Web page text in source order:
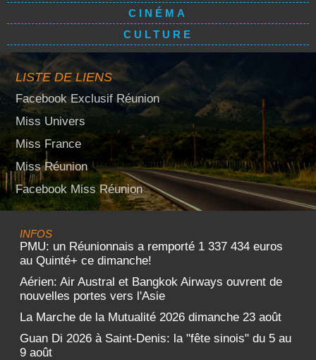
CINÉMA
CULTURE
LISTE DE LIENS
Facebook Exclusif Réunion
Miss Univers
Miss France
Miss Réunion
Facebook Miss Réunion
INFOS
PMU: un Réunionnais a remporté 1 337 434 euros
au Quinté+ ce dimanche!
Aérien: Air Austral et Bangkok Airways ouvrent de
nouvelles portes vers l'Asie
La Marche de la Mutualité 2026 dimanche 23 août
Guan Di 2026 à Saint-Denis: la "fête sinois" du 5 au
9 août